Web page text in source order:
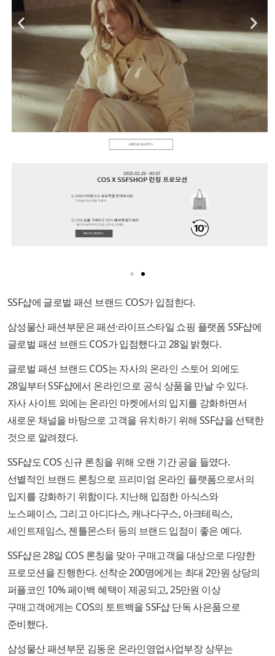
SSF샵에 글로벌 패션 브랜드 COS가 입점한다.
삼성물산 패션부문은 패션·라이프스타일 쇼핑 플랫폼 SSF샵에
글로벌 패션 브랜드 COS가 입점했다고 28일 밝혔다.
글로벌 패션 브랜드 COS는 자사의 온라인 스토어 외에도
28일부터 SSF샵에서 온라인으로 공식 상품을 만날 수 있다.
자사 사이트 외에는 온라인 마켓에서의 입지를 강화하면서
새로운 채널을 바탕으로 고객을 유치하기 위해 SSF샵을 선택한
것으로 알려졌다.
SSF샵도 COS 신규 론칭을 위해 오랜 기간 공을 들였다.
선별적인 브랜드 론칭으로 프리미엄 온라인 플랫폼으로서의
입지를 강화하기 위함이다. 지난해 입점한 아식스와
노스페이스, 그리고 아디다스, 캐나다구스, 아크테릭스,
세인트제임스, 젠틀몬스터 등의 브랜드 입점이 좋은 예다.
SSF샵은 28일 COS 론칭을 맞아 구매고객을 대상으로 다양한
프로모션을 진행한다. 선착순 200명에게는 최대 2만원 상당의
퍼플코인 10% 페이백 혜택이 제공되고, 25만원 이상
구매고객에게는 COS의 토트백을 SSF샵 단독 사은품으로
준비했다.
삼성물산 패션부문 김동운 온라인영업사업부장 상무는